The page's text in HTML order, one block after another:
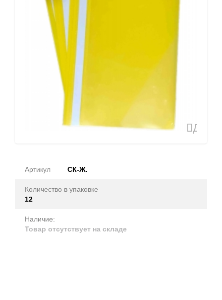
Артикул СК-Ж.
Количество в упаковке
12
Наличие:
Товар отсутствует на складе